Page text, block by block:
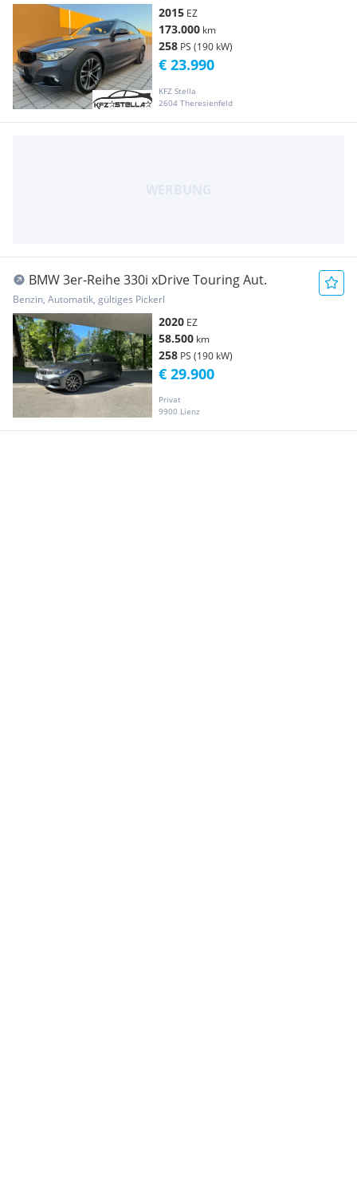
2015 EZ
173.000 km
258 PS (190 kW)
KFZ Stella
2604 Theresienfeld
€ 23.990
BMW 3er-Reihe 330i xDrive Touring Aut.
Benzin, Automatik, gültiges Pickerl
2020 EZ
58.500 km
258 PS (190 kW)
Privat
9900 Lienz
€ 29.900